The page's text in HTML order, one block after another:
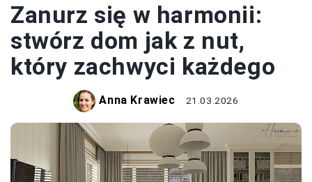
Zanurz się w harmonii:
stwórz dom jak z nut,
który zachwyci każdego
Anna Krawiec 21.03.2026